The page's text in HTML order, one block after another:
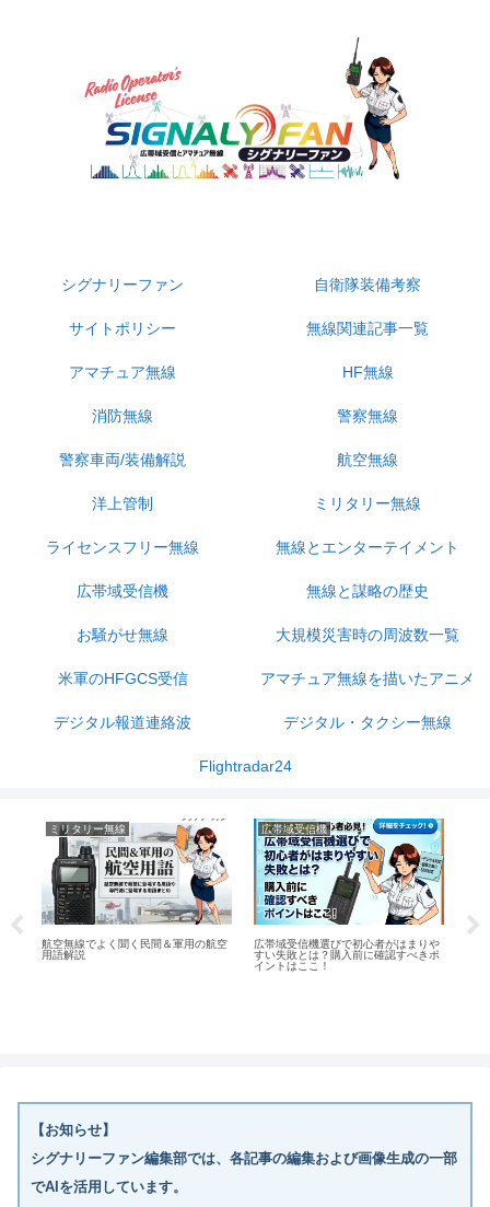
シグナリーファン 自衛隊装備考察
サイトポリシー 無線関連記事一覧
アマチュア無線 HF無線
消防無線 警察無線
警察車両/装備解説 航空無線
洋上管制 ミリタリー無線
ライセンスフリー無線 無線とエンターテイメント
広帯域受信機 無線と謀略の歴史
お騒がせ無線 大規模災害時の周波数一覧
米軍のHFGCS受信 アマチュア無線を描いたアニメ
デジタル報道連絡波 デジタル・タクシー無線
Flightradar24
心者がはまりや
に確認すべきポ
無線とエンターテイメント
北海道の落石無線送信所は飛行船ツェ
ッペリン伯号やリンドバーグとも交信
した歴史的な無線局
お騒がせ無線
【解説】無免許で送信可能状態
チュア無線機を車載すると違法
法の『開設』規定とは？
【お知らせ】
シグナリーファン編集部では、各記事の編集および画像生成の一部
でAIを活用しています。